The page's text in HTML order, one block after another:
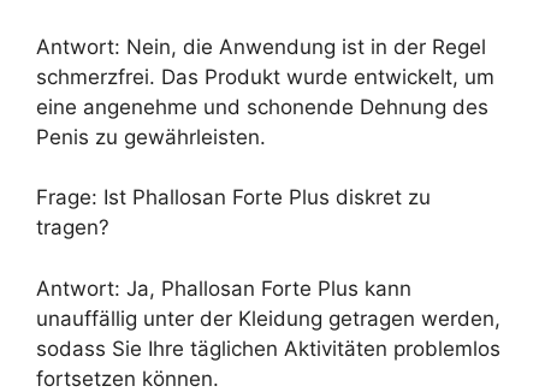
Antwort: Nein, die Anwendung ist in der Regel
schmerzfrei. Das Produkt wurde entwickelt, um
eine angenehme und schonende Dehnung des
Penis zu gewährleisten.
Frage: Ist Phallosan Forte Plus diskret zu
tragen?
Antwort: Ja, Phallosan Forte Plus kann
unauffällig unter der Kleidung getragen werden,
sodass Sie Ihre täglichen Aktivitäten problemlos
fortsetzen können.